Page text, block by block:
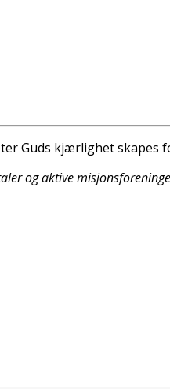
Guds kjærlighet
og aktive